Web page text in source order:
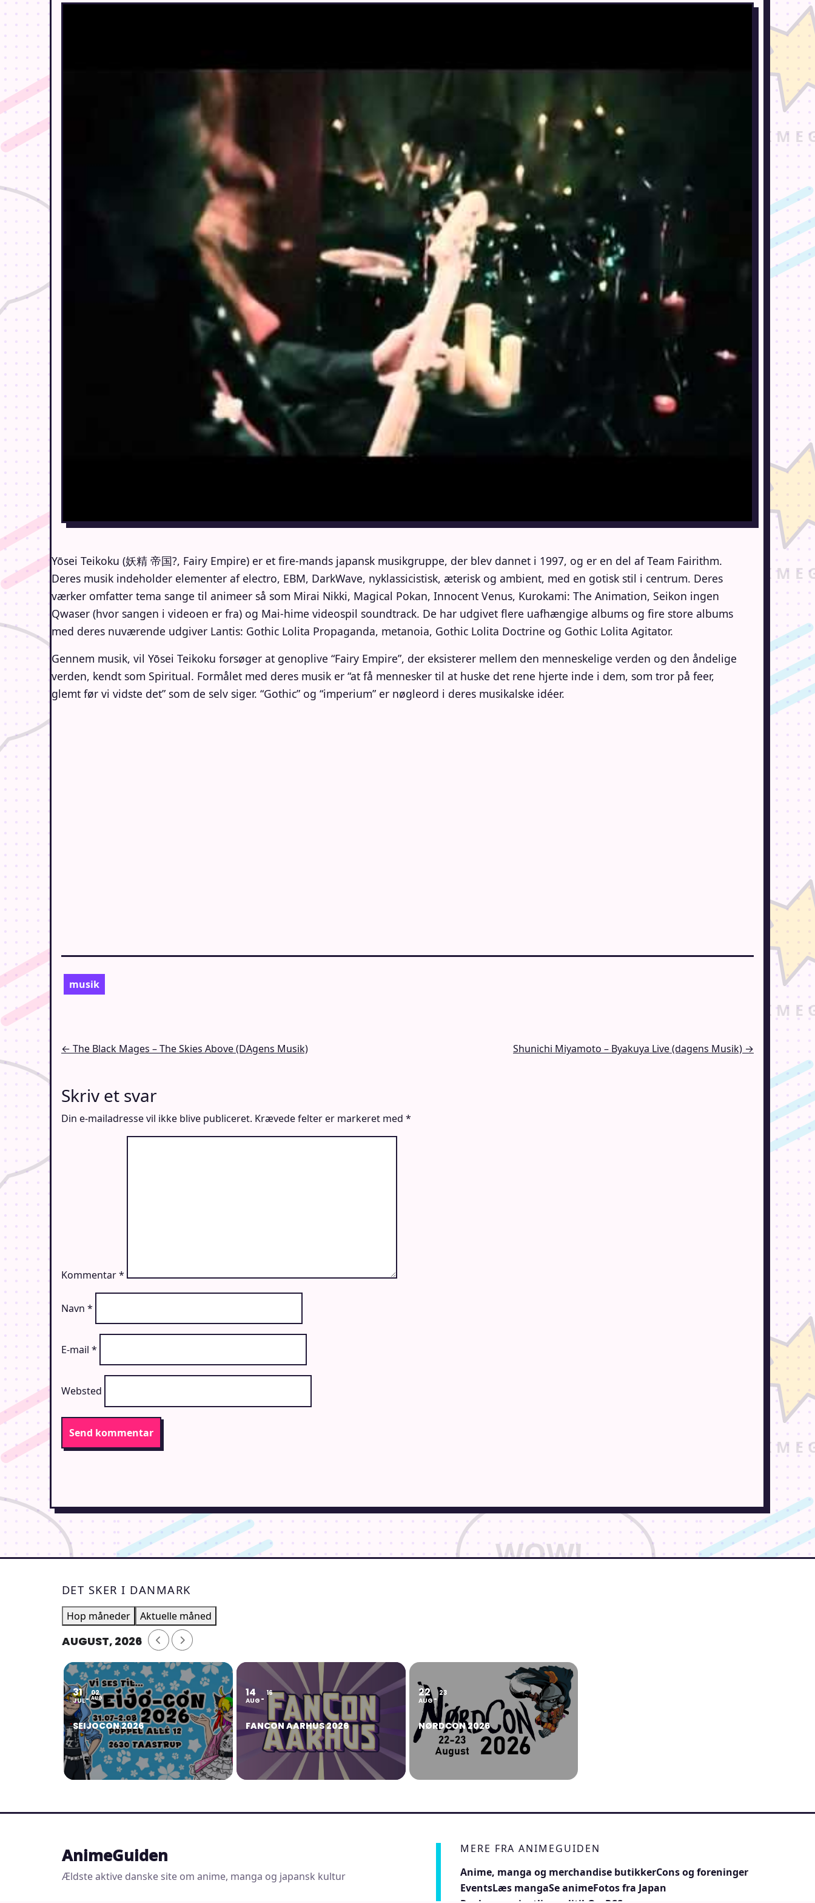
Yōsei Teikoku (妖精 帝国?, Fairy Empire) er et fire-mands japansk musikgruppe, der blev dannet i 1997, og er en del af Team Fairithm.
Deres musik indeholder elementer af electro, EBM, DarkWave, nyklassicistisk, æterisk og ambient, med en gotisk stil i centrum. Deres
værker omfatter tema sange til animeer så som Mirai Nikki, Magical Pokan, Innocent Venus, Kurokami: The Animation, Seikon ingen
Qwaser (hvor sangen i videoen er fra) og Mai-hime videospil soundtrack. De har udgivet flere uafhængige albums og fire store albums
med deres nuværende udgiver Lantis: Gothic Lolita Propaganda, metanoia, Gothic Lolita Doctrine og Gothic Lolita Agitator.
Gennem musik, vil Yōsei Teikoku forsøger at genoplive “Fairy Empire”, der eksisterer mellem den menneskelige verden og den åndelige
verden, kendt som Spiritual. Formålet med deres musik er “at få mennesker til at huske det rene hjerte inde i dem, som tror på feer,
glemt før vi vidste det” som de selv siger. “Gothic” og “imperium” er nøgleord i deres musikalske idéer.
musik
Indlægsnavigation
← The Black Mages – The Skies Above (DAgens Musik) Shunichi Miyamoto – Byakuya Live (dagens Musik) →
Skriv et svar
Din e-mailadresse vil ikke blive publiceret. Krævede felter er markeret med *
Kommentar*
Navn *
E-mail *
Websted
DET SKER I DANMARK
Hop måneder Aktuelle måned
AUGUST, 2026
31
JUL
02
AUG
SEIJOCON 2026
14
AUG
16
FANCON AARHUS 2026
22
AUG
23
NØRDCON 2026
AnimeGuiden
Ældste aktive danske site om anime, manga og japansk kultur
MERE FRA ANIMEGUIDEN
Anime, manga og merchandise butikkerCons og foreninger
EventsLæs mangaSe animeFotos fra Japan